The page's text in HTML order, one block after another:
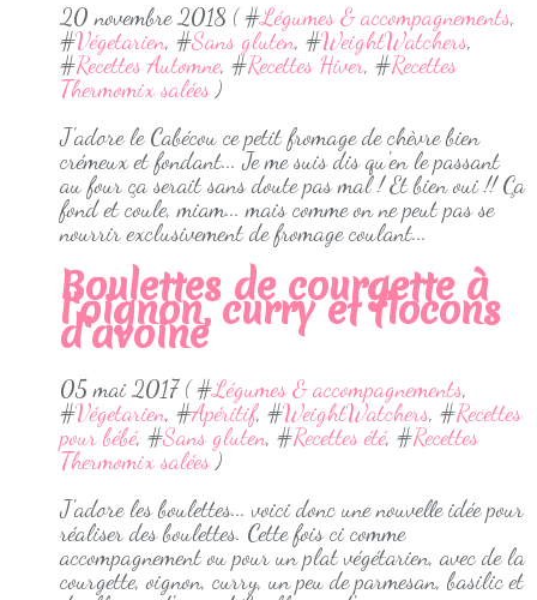
20 novembre 2018 ( #Légumes & accompagnements,
#Végetarien, #Sans gluten, #WeightWatchers,
#Recettes Automne, #Recettes Hiver, #Recettes
Thermomix salées)
J'adore le Cabécou ce petit fromage de chèvre bien
crémeux et fondant... Je me suis dis qu'en le passant
au four ça serait sans doute pas mal ! Et bien oui !! Ça
fond et coule, miam... mais comme on ne peut pas se
nourrir exclusivement de fromage coulant...
Boulettes de courgette à
l'oignon, curry et flocons
d'avoine
05 mai 2017 ( #Légumes & accompagnements,
#Végetarien, #Apéritif, #WeightWatchers, #Recettes
pour bébé, #Sans gluten, #Recettes été, #Recettes
Thermomix salées)
J'adore les boulettes... voici donc une nouvelle idée pour
réaliser des boulettes. Cette fois ci comme
accompagnement ou pour un plat végétarien, avec de la
courgette, oignon, curry, un peu de parmesan, basilic et